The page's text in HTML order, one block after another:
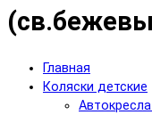
Главная
Коляски детские